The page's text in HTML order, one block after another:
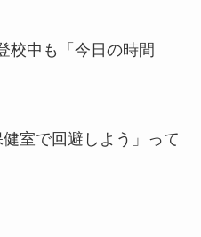
校中 も
「今日の時間
健室で回避しよう」って